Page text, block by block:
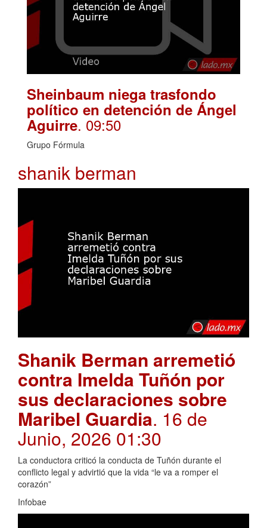
Sheinbaum niega trasfondo
político en detención de Ángel
Aguirre. 09:50
Grupo Fórmula
shanik berman
Shanik Berman arremetió
contra Imelda Tuñón por
sus declaraciones sobre
Maribel Guardia. 16 de
Junio, 2026 01:30
La conductora criticó la conducta de Tuñón durante el
conflicto legal y advirtió que la vida “le va a romper el
corazón”
Infobae